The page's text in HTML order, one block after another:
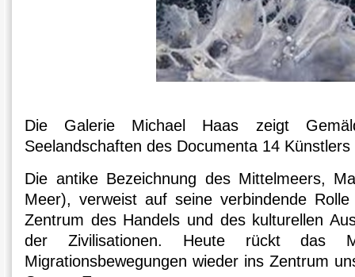
Die Galerie Michael Haas zeigt
Seelandschaften des Documenta 14
Die antike Bezeichnung des Mittelmeers,
Meer), verweist auf seine verbindende
Zentrum des Handels und des kulturellen
der Zivilisationen. Heute rückt das
Migrationsbewegungen wieder ins Zentrum